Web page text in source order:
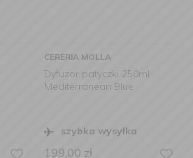
CERERIA MOLLA
Dyfuzor patyczki 250ml
Mediterranean Blue
szybka wysyłka
199,00 zł